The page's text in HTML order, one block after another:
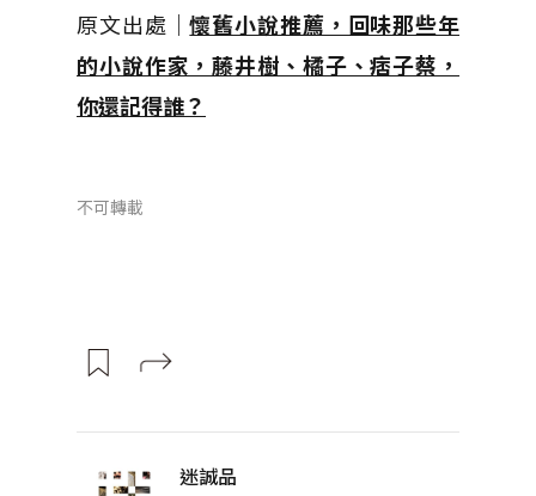
原文出處｜懷舊小說推薦，回味那些年
的小說作家，藤井樹、橘子、痞子蔡，
你還記得誰？
不可轉載
迷誠品